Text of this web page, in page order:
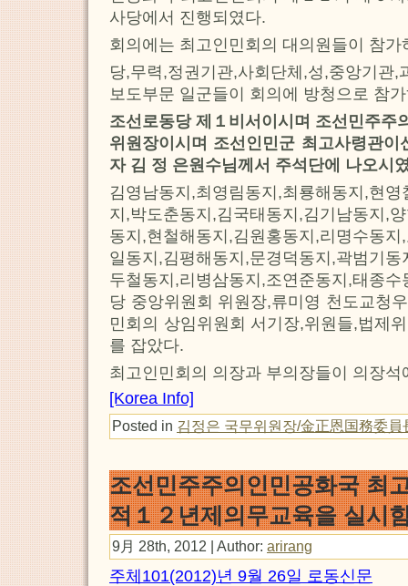
사당에서 진행되였다.
회의에는 최고인민회의 대의원들이 참가
당,무력,정권기관,사회단체,성,중앙기관,
보도부문 일군들이 회의에 방청으로 참
조선로동당 제１비서이시며 조선민주주
위원장이시며 조선인민군 최고사령관
자 김 정 은원수님께서 주석단에 나오시
김영남동지,최영림동지,최룡해동지,현
지,박도춘동지,김국태동지,김기남동지,
동지,현철해동지,김원홍동지,리명수동
일동지,김평해동지,문경덕동지,곽범기
두철동지,리병삼동지,조연준동지,태종
당 중앙위원회 위원장,류미영 천도교청
민회의 상임위원회 서기장,위원들,법제
를 잡았다.
최고인민회의 의장과 부의장들이 의장석
[Korea Info]
Posted in 김정은 국무위원장/金正恩国務委員
조선민주주의인민공화국 최
적１２년제의무교육을 실시
9月 28th, 2012 | Author: arirang
주체101(2012)년 9월 26일 로동신문